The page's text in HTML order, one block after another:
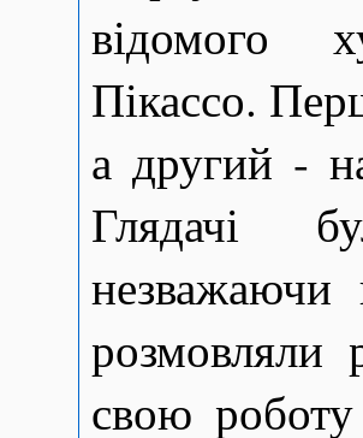
відомого
Пікассо.
а другий -
Глядачі
свою